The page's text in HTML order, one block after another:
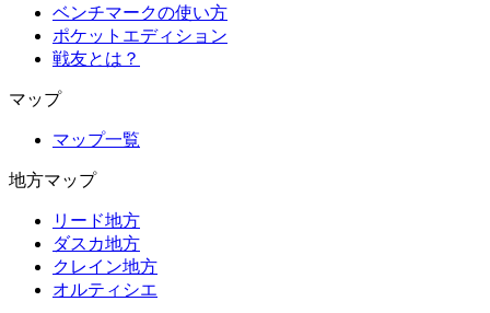
ベンチマークの使い方
ポケットエディション
戦友とは？
マップ
マップ一覧
地方マップ
リード地方
ダスカ地方
クレイン地方
オルティシエ